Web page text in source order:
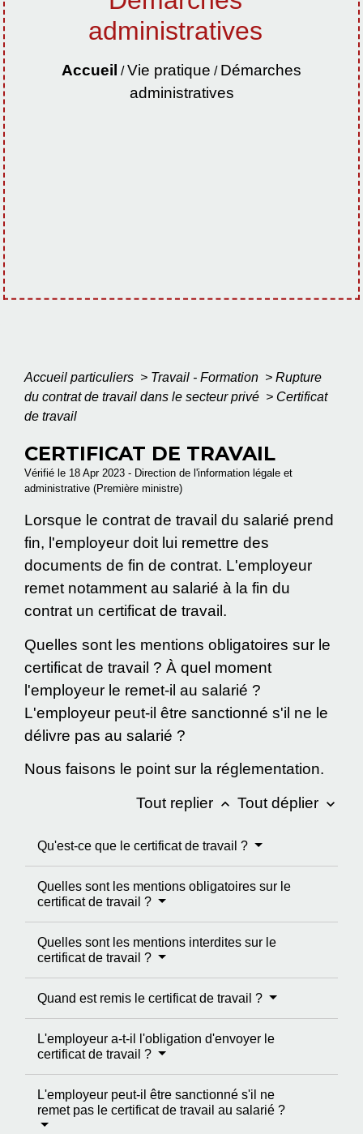
administratives
Accueil /Vie pratique / Démarches
administratives
Accueil particuliers > Travail - Formation > Rupture
du contrat de travail dans le secteur privé > Certificat
de travail
CERTIFICAT DE TRAVAIL
Vérifié le 18 Apr 2023 - Direction de l'information légale et
administrative (Première ministre)
Lorsque le contrat de travail du salarié prend
fin, l'employeur doit lui remettre des
documents de fin de contrat. L'employeur
remet notamment au salarié à la fin du
contrat un certificat de travail.
Quelles sont les mentions obligatoires sur le
certificat de travail ? À quel moment
l'employeur le remet-il au salarié ?
L'employeur peut-il être sanctionné s'il ne le
délivre pas au salarié ?
Nous faisons le point sur la réglementation.
Tout replier keyboard_arrow_up Tout déplier keyboard_arrow_down
Qu'est-ce que le certificat de travail ?
Quelles sont les mentions obligatoires sur le
certificat de travail ?
Quelles sont les mentions interdites sur le
certificat de travail ?
Quand est remis le certificat de travail ?
L'employeur a-t-il l'obligation d'envoyer le
certificat de travail ?
L'employeur peut-il être sanctionné s'il ne
remet pas le certificat de travail au salarié ?